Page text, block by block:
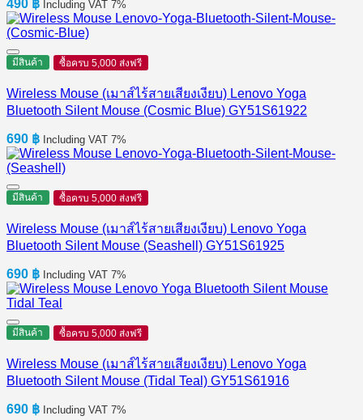
490 ฿ Including VAT 7%
มีสินค้า ซื้อครบ 5,000 ส่งฟรี
Wireless Mouse (เมาส์ไร้สายเสียงเงียบ) Lenovo Yoga
Bluetooth Silent Mouse (Cosmic Blue) GY51S61922
690 ฿ Including VAT 7%
มีสินค้า ซื้อครบ 5,000 ส่งฟรี
Wireless Mouse (เมาส์ไร้สายเสียงเงียบ) Lenovo Yoga
Bluetooth Silent Mouse (Seashell) GY51S61925
690 ฿ Including VAT 7%
มีสินค้า ซื้อครบ 5,000 ส่งฟรี
Wireless Mouse (เมาส์ไร้สายเสียงเงียบ) Lenovo Yoga
Bluetooth Silent Mouse (Tidal Teal) GY51S61916
690 ฿ Including VAT 7%